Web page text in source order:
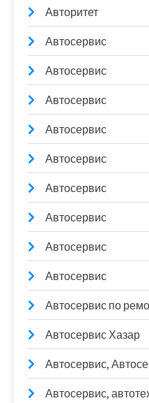
Авторитет
Автосервис
Автосервис
Автосервис
Автосервис
Автосервис
Автосервис
Автосервис
Автосервис
Автосервис
Автосервис по
Автосервис Хазар
Автосервис,
Автосервис,